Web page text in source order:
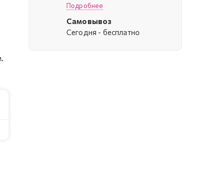
Подробнее
Самовывоз
Cегодня - бесплатно